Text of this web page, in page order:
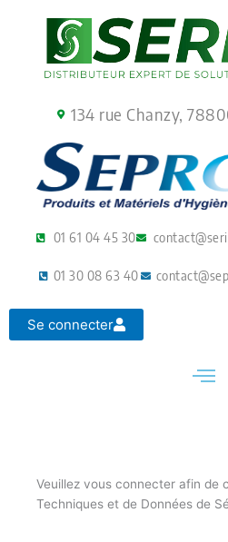
134 rue Chanzy,
01 61 04 45 30
01 30 08 63 40
Se connecter
Veuillez vous connecter afin de
Techniques et de Données de